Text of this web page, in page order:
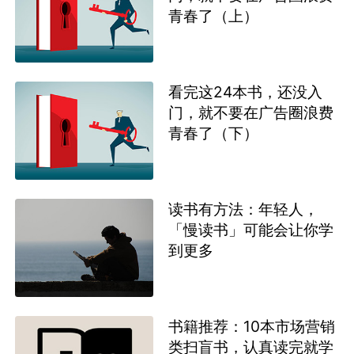
青春了（上）
看完这24本书，还没入
门，就不要在广告圈浪费
青春了（下）
读书有方法：年轻人，
「慢读书」可能会让你学
到更多
书籍推荐：10本市场营销
类扫盲书，认真读完就学